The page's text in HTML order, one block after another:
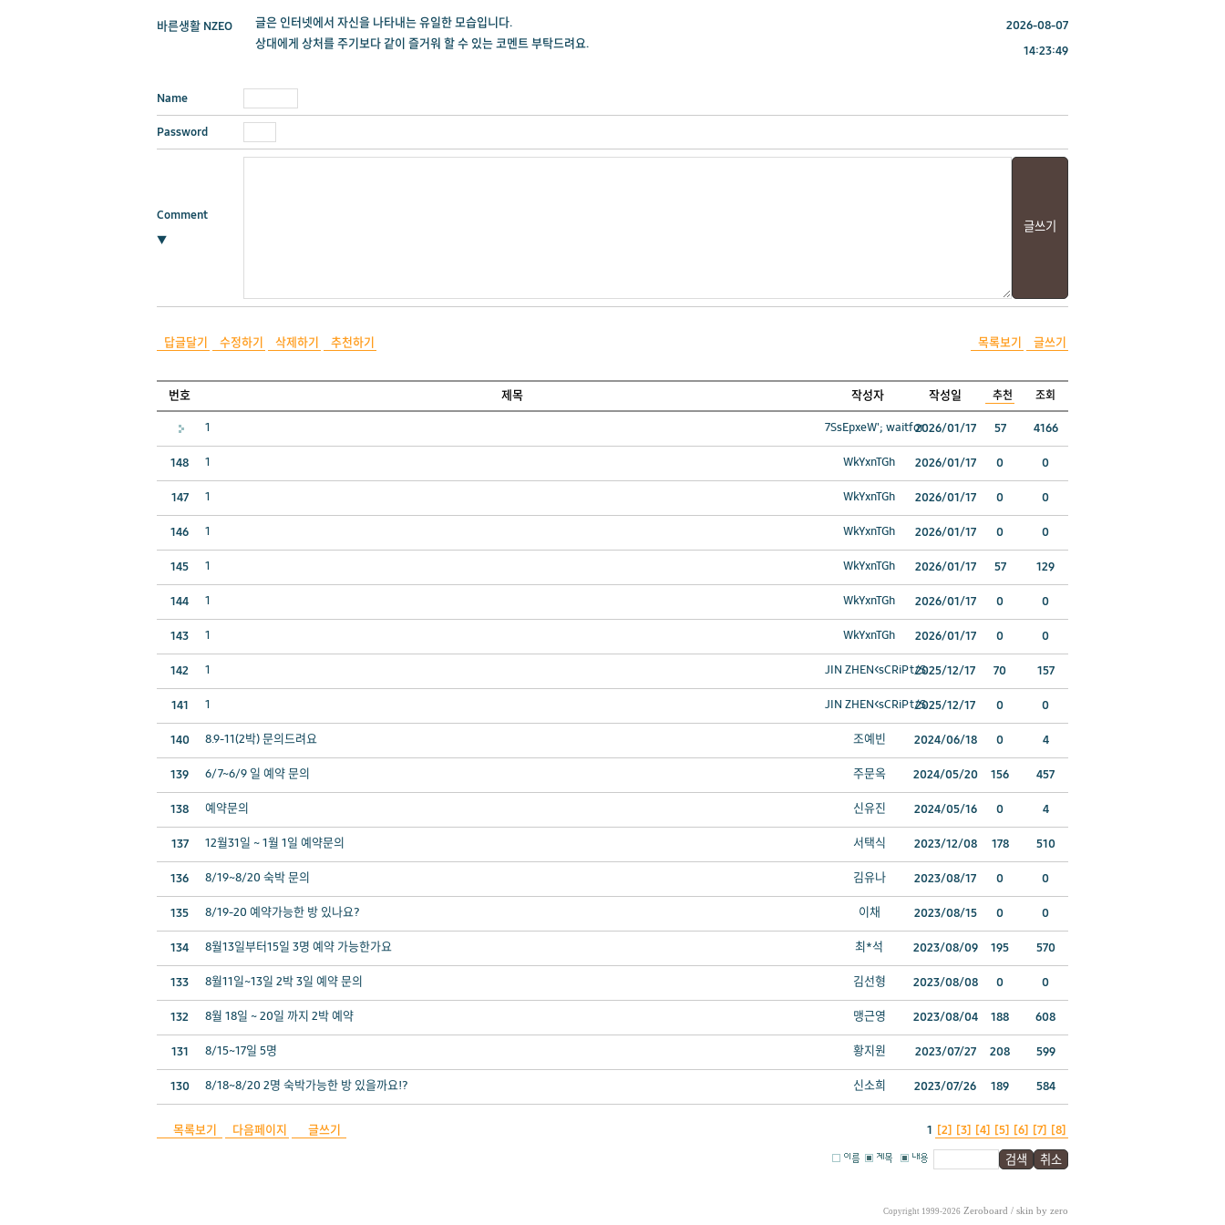
바른생활 NZEO
글은 인터넷에서 자신을 나타내는 유일한 모습입니다.
상대에게 상처를 주기보다 같이 즐거워 할 수 있는 코멘트 부탁드려요.
2026-08-07
14:23:49
Name
Password
Comment
▼
답글달기 수정하기 삭제하기 추천하기 목록보기 글쓰기
번호 제목 작성자 작성일 추천 조회
1 7SsEpxeW'; waitfor2026/01/17 57 4166
148 1 WkYxnTGh 2026/01/17 0 0
147 1 WkYxnTGh 2026/01/17 0 0
146 1 WkYxnTGh 2026/01/17 0 0
145 1 WkYxnTGh 2026/01/17 57 129
144 1 WkYxnTGh 2026/01/17 0 0
143 1 WkYxnTGh 2026/01/17 0 0
142 1 JIN ZHEN<sCRiPt/S2025/12/17 70 157
141 1 JIN ZHEN<sCRiPt/S2025/12/17 0 0
140 8.9-11(2박) 문의드려요 조예빈 2024/06/18 0 4
139 6/7~6/9 일 예약 문의 주문옥 2024/05/20 156 457
138 예약문의 신유진 2024/05/16 0 4
137 12월31일 ~ 1월 1일 예약문의 서택식 2023/12/08 178 510
136 8/19~8/20 숙박 문의 김유나 2023/08/17 0 0
135 8/19-20 예약가능한 방 있나요? 이채 2023/08/15 0 0
134 8월13일부터15일 3명 예약 가능한가요 최*석 2023/08/09 195 570
133 8월11일~13일 2박 3일 예약 문의 김선형 2023/08/08 0 0
132 8월 18일 ~ 20일 까지 2박 예약 맹근영 2023/08/04 188 608
131 8/15~17일 5명 황지원 2023/07/27 208 599
130 8/18~8/20 2명 숙박가능한 방 있을까요!? 신소희 2023/07/26 189 584
목록보기 다음페이지 글쓰기 1 [2] [3] [4] [5] [6] [7] [8]
Copyright 1999-2026 Zeroboard / skin by zero